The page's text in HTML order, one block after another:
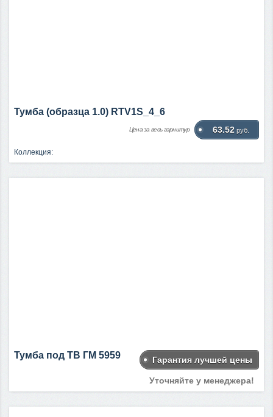
Тумба (образца 1.0) RTV1S_4_6
Цена за весь гарнитур 63.52 руб.
Коллекция:
Тумба под ТВ ГМ 5959 Гарантия лучшей цены
Уточняйте у менеджера!